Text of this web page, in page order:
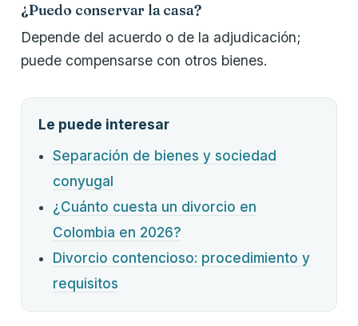
¿Puedo conservar la casa?
Depende del acuerdo o de la adjudicación;
puede compensarse con otros bienes.
Le puede interesar
Separación de bienes y sociedad
conyugal
¿Cuánto cuesta un divorcio en
Colombia en 2026?
Divorcio contencioso: procedimiento y
requisitos